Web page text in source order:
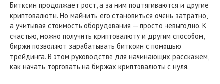
Биткоин продолжает рост, а за ним подтягиваются и другие
криптовалюты. Но майнить его становиться очень затратно,
а учитывая стоимость оборудования — просто невыгодно. К
счастью, можно получить криптовалюту и другим способом,
биржи позволяют зарабатывать биткоин с помощью
трейдинга. В этом руководстве для начинающих расскажем,
как начать торговать на биржах криптовалюты с нуля.